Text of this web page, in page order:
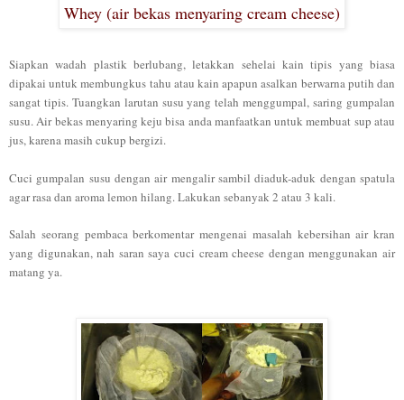
Whey (air bekas menyaring cream cheese)
Siapkan wadah plastik berlubang, letakkan sehelai kain tipis yang biasa
dipakai untuk membungkus tahu atau kain apapun asalkan berwarna putih dan
sangat tipis. Tuangkan larutan susu yang telah menggumpal, saring gumpalan
susu. Air bekas menyaring keju bisa anda manfaatkan untuk membuat sup atau
jus,karena masih cukup bergizi.
Cuci gumpalan susu dengan air mengalir sambil diaduk-aduk dengan spatula
agar rasa dan aroma lemon hilang. Lakukan sebanyak 2 atau 3 kali.
Salah seorang pembaca berkomentar mengenai masalah kebersihan air kran
yang digunakan,nah saran saya cuci cream cheese dengan menggunakan air
matang ya.